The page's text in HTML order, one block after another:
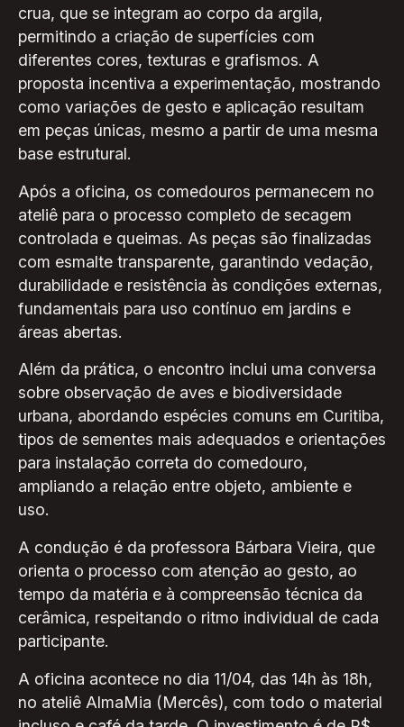
crua, que se integram ao corpo da argila,
permitindo a criação de superfícies com
diferentes cores, texturas e grafismos. A
proposta incentiva a experimentação, mostrando
como variações de gesto e aplicação resultam
em peças únicas, mesmo a partir de uma mesma
base estrutural.
Após a oficina, os comedouros permanecem no
ateliê para o processo completo de secagem
controlada e queimas. As peças são finalizadas
com esmalte transparente, garantindo vedação,
durabilidade e resistência às condições externas,
fundamentais para uso contínuo em jardins e
áreas abertas.
Além da prática, o encontro inclui uma conversa
sobre observação de aves e biodiversidade
urbana, abordando espécies comuns em Curitiba,
tipos de sementes mais adequados e orientações
para instalação correta do comedouro,
ampliando a relação entre objeto, ambiente e
uso.
A condução é da professora Bárbara Vieira, que
orienta o processo com atenção ao gesto, ao
tempo da matéria e à compreensão técnica da
cerâmica, respeitando o ritmo individual de cada
participante.
A oficina acontece no dia 11/04, das 14h às 18h,
no ateliê AlmaMia (Mercês), com todo o material